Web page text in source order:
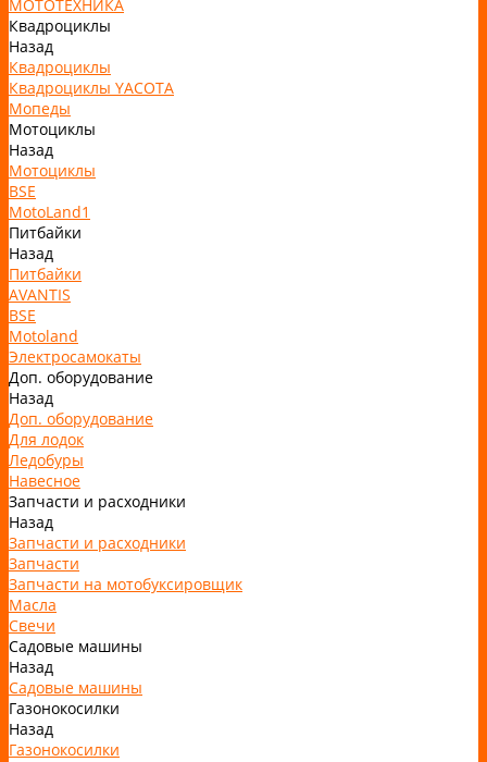
МОТОТЕХНИКА
Квадроциклы
Назад
Квадроциклы
Квадроциклы YACOTA
Мопеды
Мотоциклы
Назад
Мотоциклы
BSE
MotoLand1
Питбайки
Назад
Питбайки
AVANTIS
BSE
Motoland
Электросамокаты
Доп. оборудование
Назад
Доп. оборудование
Для лодок
Ледобуры
Навесное
Запчасти и расходники
Назад
Запчасти и расходники
Запчасти
Запчасти на мотобуксировщик
Масла
Свечи
Садовые машины
Назад
Садовые машины
Газонокосилки
Назад
Газонокосилки